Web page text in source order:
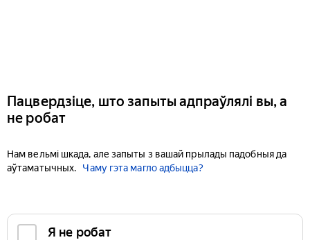
Пацвердзіце, што запыты адпраўлялі вы, а
не робат
Нам вельмі шкада, але запыты з вашай прылады падобныя да
аўтаматычных.
Чаму гэта магло адбыцца?
Я не робат